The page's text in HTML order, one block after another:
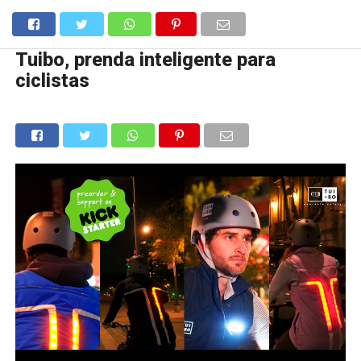
Tuibo, prenda inteligente para
ciclistas